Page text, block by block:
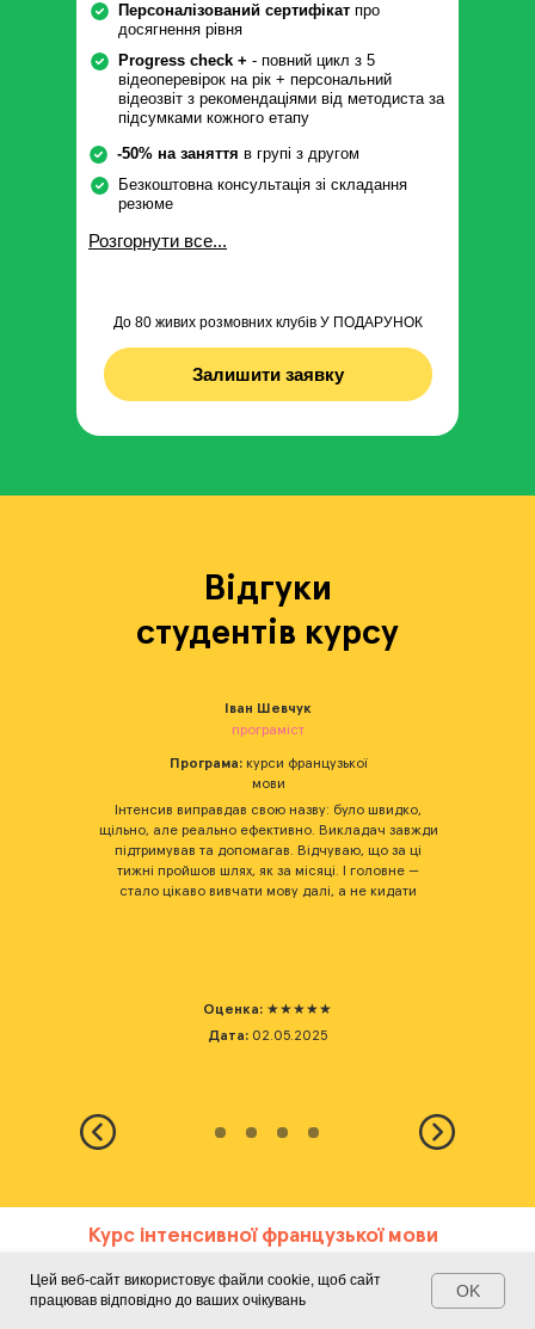
Персоналізований сертифікат про
досягнення рівня
Безкоштовна консультація зі складання
резюме
-50% на заняття в групі з другом
Progress check + - повний цикл з 5
відеоперевірок на рік + персональний
відеозвіт з рекомендаціями від методиста за
підсумками кожного етапу
До 80 живих розмовних клубів У ПОДАРУНОК
Залишити заявку
Розгорнути все...
Відгуки
студентів курсу
програміст
Іван Шевчук
Інтенсив виправдав свою назву: було швидко,
щільно, але реально ефективно. Викладач завжди
підтримував та допомагав. Відчуваю, що за ці
тижні пройшов шлях, як за місяці. І головне —
стало цікаво вивчати мову далі, а не кидати
Оценка: ★★★★★
Програма:курси французької
мови
Дата: 02.05.2025
Курс інтенсивної французької мови
BeBest - це провідна онлайн-школа
іноземних мов в Україні, що пропонує учням
Цей веб-сайт використовує файли cookie, щоб сайт
працював відповідно до ваших очікувань
OK